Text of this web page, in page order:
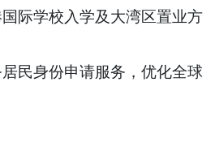
际学校入学及大湾区置业方
民身份申请服务，优化全球